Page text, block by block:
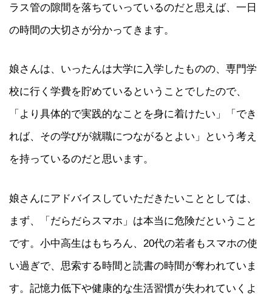
ラス管の隙間を落ちていっているのだと思えば、一日
の時間の大切さが分かってきます。
娘さんは、いったんは大学に入学したものの、専門学
校に行く学費を貯めているということでしたので、
「より具体的で実践的なことを身に着けたい」「でき
れば、その学びが就職につながるとよい」という考え
を持っているのだと思います。
娘さんにアドバイスしていただきたいこととしては、
まず、「だらだらスマホ」は本当に危険だということ
です。小中高生はもちろん、20代の若者もスマホの使
い過ぎで、思索する時間と読書の時間が奪われていま
す。記憶力低下や健康的な生活習慣が失われていくよ